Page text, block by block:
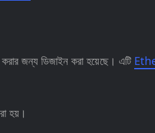
জন্য ডিজাইন করা হয়েছে। এটি
হয়।